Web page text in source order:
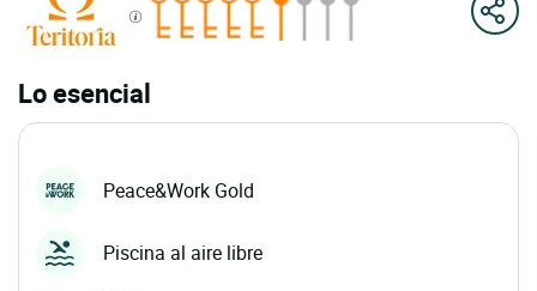
Lo esencial
Peace&Work Gold
Piscina al aire libre